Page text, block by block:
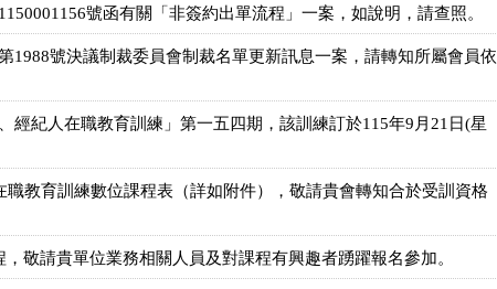
號函有關「非簽約出單流程」一案，如說明，請查照。
1988號決議制裁委員會制裁名單更新訊息一案，請轉知所屬會員依
經紀人在職教育訓練」第一五四期，該訓練訂於115年9月21日(星
教育訓練數位課程表（詳如附件），敬請貴會轉知合於受訓資格
敬請貴單位業務相關人員及對課程有興趣者踴躍報名參加。